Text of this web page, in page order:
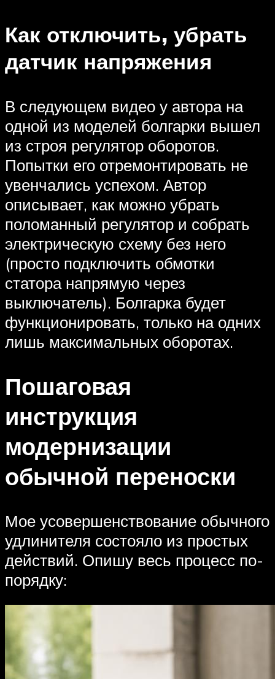
Как отключить, убрать
датчик напряжения
В следующем видео у автора на
одной из моделей болгарки вышел
из строя регулятор оборотов.
Попытки его отремонтировать не
увенчались успехом. Автор
описывает, как можно убрать
поломанный регулятор и собрать
электрическую схему без него
(просто подключить обмотки
статора напрямую через
выключатель). Болгарка будет
функционировать, только на одних
лишь максимальных оборотах.
Пошаговая
инструкция
модернизации
обычной переноски
Мое усовершенствование обычного
удлинителя состояло из простых
действий. Опишу весь процесс по-
порядку: